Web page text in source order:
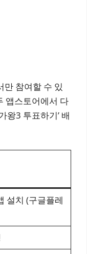
만 참여할 수 있
앱스토어에서 다
왕3 투표하기’ 배
설치 (구글플레